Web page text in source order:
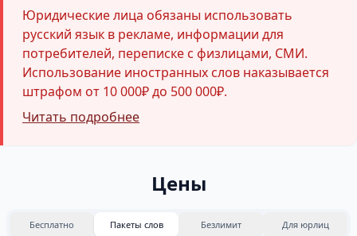
Юридические лица обязаны использовать
русский язык в рекламе, информации для
потребителей, переписке с физлицами, СМИ.
Использование иностранных слов наказывается
штрафом от 10 000₽ до 500 000₽.
Читать подробнее
Цены
Бесплатно Пакеты слов Безлимит Для юрлиц